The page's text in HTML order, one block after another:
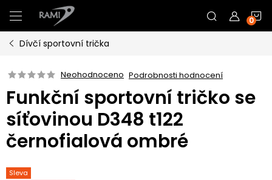
na
obsah
Dívčí sportovní trička
Neohodnoceno Podrobnosti hodnocení
Funkční sportovní tričko se
síťovinou D348 t122
černofialová ombré
Sleva